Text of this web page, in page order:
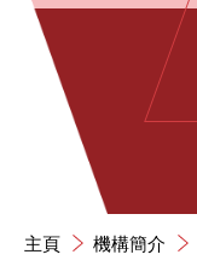
主頁 機構簡介